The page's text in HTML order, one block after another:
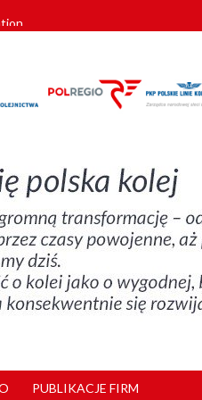
do pracy i szkoły
PUBLIKACJE FIRM